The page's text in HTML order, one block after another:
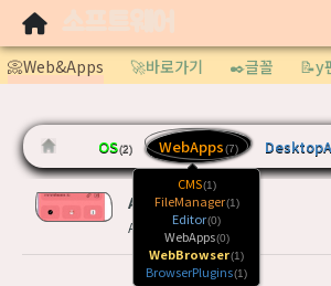
📀Web&Apps 🚀바로가기 ✒️글꼴 📝y
OS(2) WebApps(7)
CMS(1)
FileManager(1)
Editor(0)
WebApps(0)
WebBrowser(1)
BrowserPlugins(1)
Arc 브라우저
Arc 브라우저 출시 예정
Sketchbook5, 스케치북5
Sketchbook5, 스케